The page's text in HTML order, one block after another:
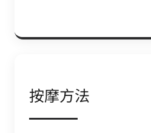
按摩方法